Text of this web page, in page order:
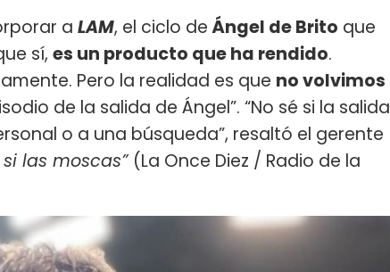
a LAM, el ciclo deÁngel de Brito que
sí, es un producto que ha rendido.
Pero la realidad es que no volvimos
de la salida de Ángel”. “No sé si la salida
o a una búsqueda”, resaltó el gerente
si las moscas” (La Once Diez / Radio de la